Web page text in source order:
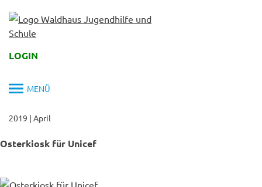
content
LOGIN
MENÜ
2019 | April
Osterkiosk für Unicef